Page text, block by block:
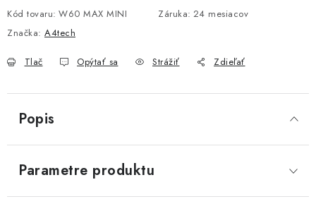
Kód tovaru: W60 MAX MINI Záruka: 24 mesiacov
Značka: A4tech
Tlač Opýtať sa Strážiť Zdieľať
Popis
Parametre produktu